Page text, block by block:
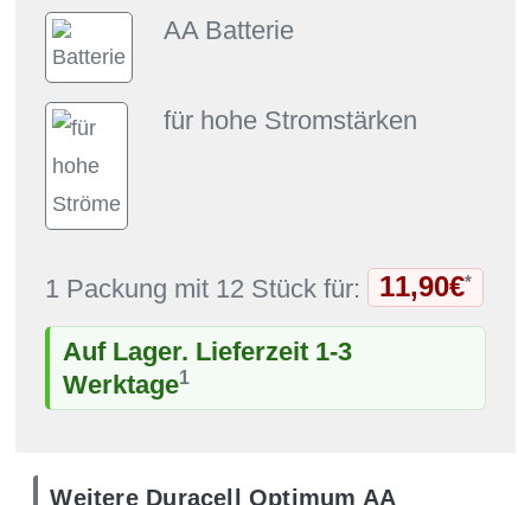
AA Batterie
für hohe Stromstärken
1 Packung mit 12 Stück für: 11,90€*
Auf Lager. Lieferzeit 1-3
Werktage1
Weitere Duracell Optimum AA